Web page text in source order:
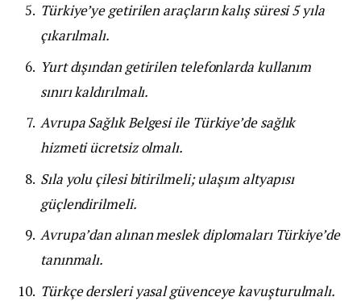
Türkiye’ye getirilen araçların kalış süresi 5 yıla
çıkarılmalı.
Yurt dışından getirilen telefonlarda kullanım
sınırı kaldırılmalı.
Avrupa Sağlık Belgesi ile Türkiye’de sağlık
hizmeti ücretsiz olmalı.
Sıla yolu çilesi bitirilmeli; ulaşım altyapısı
güçlendirilmeli.
Avrupa’dan alınan meslek diplomaları Türkiye’de
tanınmalı.
Türkçe dersleri yasal güvenceye kavuşturulmalı.